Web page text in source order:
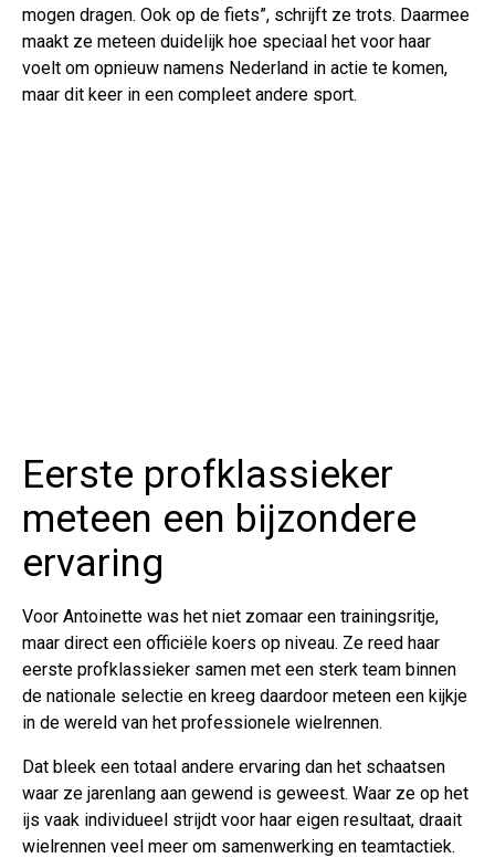
mogen dragen. Ook op de fiets”, schrijft ze trots. Daarmee
maakt ze meteen duidelijk hoe speciaal het voor haar
voelt om opnieuw namens Nederland in actie te komen,
maar dit keer in een compleet andere sport.
Eerste profklassieker
meteen een bijzondere
ervaring
Voor Antoinette was het niet zomaar een trainingsritje,
maar direct een officiële koers op niveau. Ze reed haar
eerste profklassieker samen met een sterk team binnen
de nationale selectie en kreeg daardoor meteen een kijkje
in de wereld van het professionele wielrennen.
Dat bleek een totaal andere ervaring dan het schaatsen
waar ze jarenlang aan gewend is geweest. Waar ze op het
ijs vaak individueel strijdt voor haar eigen resultaat, draait
wielrennen veel meer om samenwerking en teamtactiek.